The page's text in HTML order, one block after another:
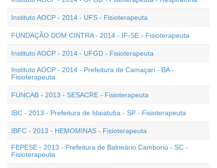
Instituto AOCP - 2014 - UFS - Fisioterapeuta
FUNDAÇÃO DOM CINTRA - 2014 - IF-SE - Fisioterapeuta
Instituto AOCP - 2014 - UFGD - Fisioterapeuta
Instituto AOCP - 2014 - Prefeitura de Camaçari - BA -
Fisioterapeuta
FUNCAB - 2013 - SESACRE - Fisioterapeuta
IBC - 2013 - Prefeitura de Idaiatuba - SP - Fisioterapeuta
IBFC - 2013 - HEMOMINAS - Fisioterapeuta
FEPESE - 2013 - Prefeitura de Balneário Camboriú - SC -
Fisioterapeuta